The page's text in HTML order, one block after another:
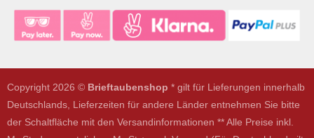
Copyright 2026 © Brieftaubenshop * gilt für Lieferungen innerhalb
Deutschlands, Lieferzeiten für andere Länder entnehmen Sie bitte
der Schaltfläche mit den Versandinformationen ** Alle Preise inkl.